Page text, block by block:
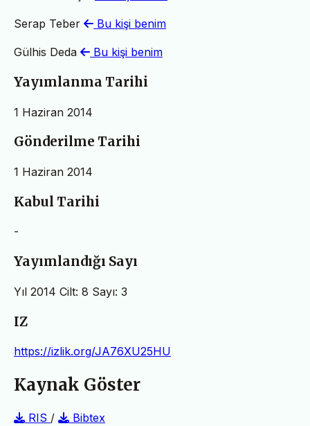
Serap Teber Bu kişi benim
Gülhis Deda Bu kişi benim
Yayımlanma Tarihi
1 Haziran 2014
Gönderilme Tarihi
1 Haziran 2014
Kabul Tarihi
-
Yayımlandığı Sayı
Yıl 2014 Cilt: 8 Sayı: 3
IZ
https://izlik.org/JA76XU25HU
Kaynak Göster
RIS /
Bibtex